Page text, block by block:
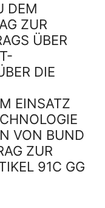
DEM
ZUR
ÜBER
DIE
EINSATZ
VON BUND
ZUR
91C GG